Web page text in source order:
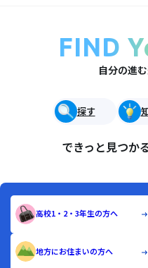
FIND
自分の進
探す
できっと見つか
高校1・2・3年生の方へ
地方にお住まいの方へ